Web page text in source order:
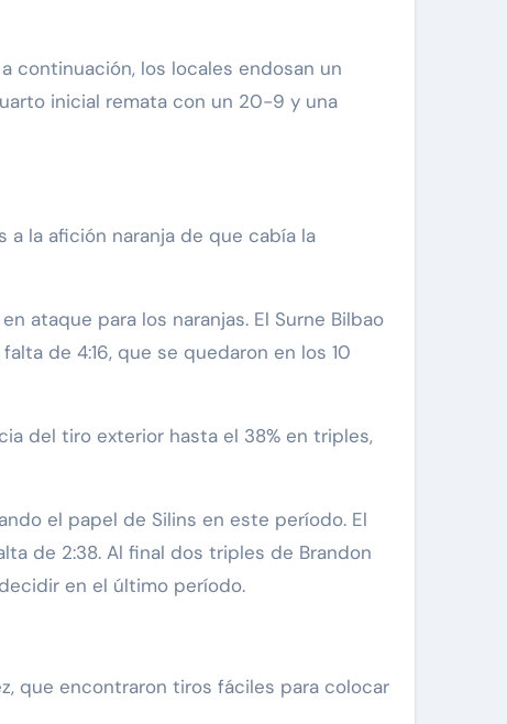
continuación, los locales endosan un
inicial remata con un 20-9 y una
a la afición naranja de que cabía la
ataque para los naranjas. El Surne Bilbao
de 4:16, que se quedaron en los 10
del tiro exterior hasta el 38% en triples,
el papel de Silins en este período. El
de 2:38. Al final dos triples de Brandon
en el último período.
que encontraron tiros fáciles para colocar